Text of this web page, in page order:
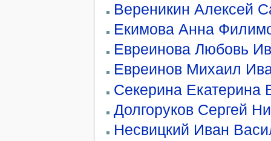
Вереникин Алексей
Екимова Анна
Евреинова Любовь
Евреинов Михаил
Секерина Екатерина
Долгоруков Сергей
Несвицкий Иван